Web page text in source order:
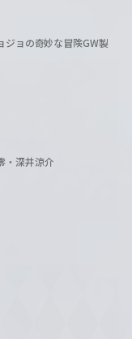
ジョの奇妙な冒険GW製
・深井涼介